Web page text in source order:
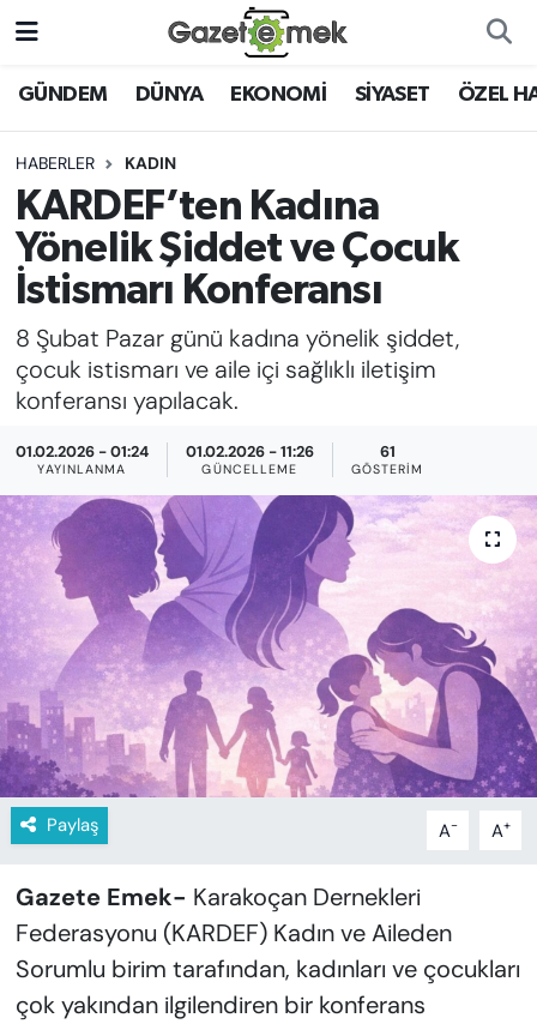
GÜNDEM DÜNYA EKONOMİ SİYASET ÖZEL
HABERLER KADIN
KARDEF’ten Kadına
Yönelik Şiddet ve Çocuk
İstismarı Konferansı
8 Şubat Pazar günü kadına yönelik şiddet,
çocuk istismarı ve aile içi sağlıklı iletişim
konferansı yapılacak.
01.02.2026 - 01:24
YAYINLANMA
01.02.2026 - 11:26
GÜNCELLEME
61
GÖSTERIM
Paylaş A- A+
Gazete Emek- Karakoçan Dernekleri
Federasyonu (KARDEF) Kadın ve Aileden
Sorumlu birim tarafından, kadınları ve çocukları
çok yakından ilgilendiren bir konferans
DÜNYA
EKONOMİ
EMEK HABERLERİ
YENİ MEDYADA EMEK
GAZETECİLİĞİNİ GELİŞTİRMEK
FAYDALI BİLGİLER
KADIN
SAĞLIK
SPOR
KÜLTÜR-SANAT
MAGAZİN
YAZAR KÖŞESİ
SİYASET
Nöbetçi Eczaneler
Hava Durumu
İstanbul Namaz Vakitleri
Trafik Durumu
Süper Lig Puan Durumu ve Fikstür
Tüm Manşetler
Son Dakika Haberleri
Haber Arşivi